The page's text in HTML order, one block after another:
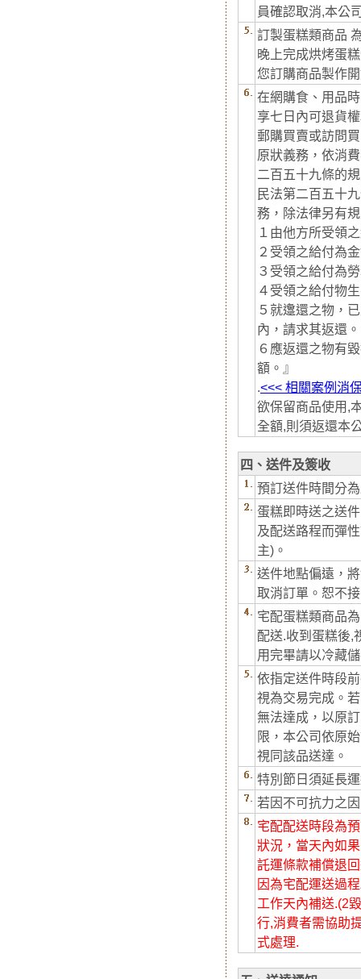
員確認取消,本公
訂製蛋糕類商品
晚上完成烘烤蛋
您訂購商品製作
在網購食、用品
享七日內可退貨
郵購買賣或訪問
原狀義務，依消
二百五十九條的
民法第二百五十
務，除法律另有
１由他方所受領
２受領之給付為
３受領之給付為
４受領之給付物
５就邍還之物，
內，請求其返還。
６應返還之物有
額。』
.<<< 相關案例消
欲保留商品使用,
全額,則須返還本
四、送件及簽收
預訂送件時間分為
蛋糕即時送之送
及配送路程而彈
主)。
送件地點偏遠，
取消訂單。恕不
宅配蛋糕類商品
配送.收到蛋糕後,
用完畢請以冷藏
依指定送件時段
視為交易完成。
無法達成，以原
限，本公司依原
視同該品送達。
特別節日須延長
若因不可抗力之
宅配配送時段為
狀況，當天內如
託運條款補償退
因為宅配運送過
工作天內補送.(2
行,消費者需協助
式處理.